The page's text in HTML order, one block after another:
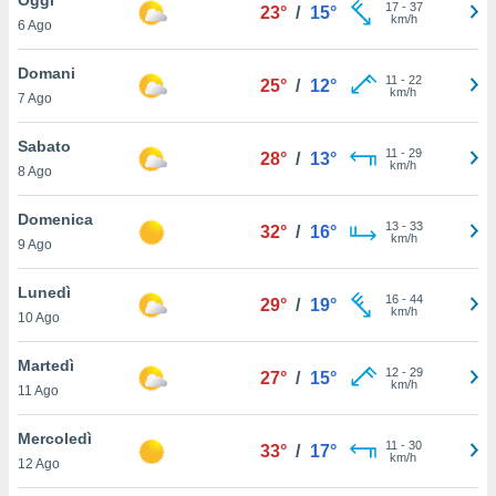
è
al sito
di
ci
di
il
un
la
nella
6 Ago
23° / 15° 17- 37
km/h
Domani
7 Ago
25° / 12° 11 - 22
km/h
Sabato
8 Ago
28° / 13° 11 - 29
km/h
Domenica
9 Ago
32° / 16° 13- 33
km/h
Lunedì
10 Ago
29° / 19° 16- 44
km/h
Martedì
11 Ago
27° / 15° 12- 29
km/h
Mercoledì
12 Ago
33° / 17° 11 - 30
km/h